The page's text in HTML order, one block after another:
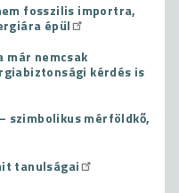
fosszilis importra,
épül
nemcsak
kérdés is
szimbolikus mérföldkő,
tanulságai